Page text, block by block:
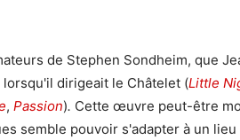
de Stephen Sondheim, que
lorsqu'il dirigeait le Châtelet (Little
, Passion). Cette œuvre peut-être
semble pouvoir s'adapter à un lieu